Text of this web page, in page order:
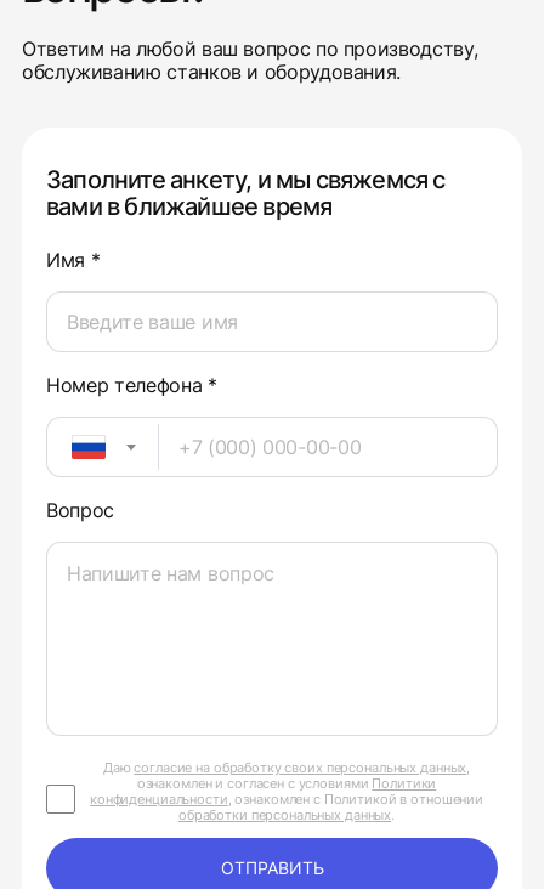
Ответим на любой ваш вопрос по производству,
обслуживанию станков и оборудования.
Заполните анкету, и мы свяжемся с
вами в ближайшее время
Имя *
Номер телефона *
Вопрос
Даюсогласие на обработку своих персональных данных,
ознакомлен и согласен с условиями Политики
конфиденциальности, ознакомлен с Политикой в отношении
обработки персональных данных.
ОТПРАВИТЬ